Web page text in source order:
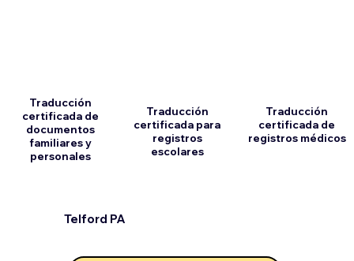
Telford PA
Traducción
certificada de
documentos
familiares y
personales
Traducción
certificada para
registros
escolares
Traducción
certificada de
registros médicos